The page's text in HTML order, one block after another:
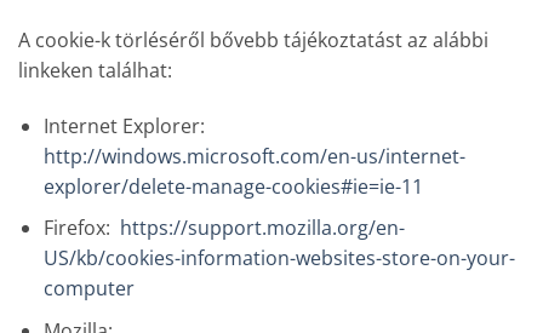
A cookie-k törléséről bővebb tájékoztatást az alábbi
linkeken találhat:
Internet Explorer:
http://windows.microsoft.com/en-us/internet-
explorer/delete-manage-cookies#ie=ie-11
Firefox: https://support.mozilla.org/en-
US/kb/cookies-information-websites-store-on-your-
computer